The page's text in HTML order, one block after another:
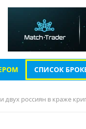
СПИСОК
двух россиян в краже